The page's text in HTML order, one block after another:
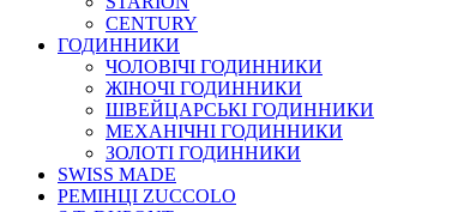
CENTURY
ГОДИННИКИ
ЧОЛОВІЧІ ГОДИННИКИ
ЖІНОЧІ ГОДИННИКИ
ШВЕЙЦАРСЬКІ ГОДИННИКИ
МЕХАНІЧНІ ГОДИННИКИ
ЗОЛОТІ ГОДИННИКИ
SWISS MADE
РЕМІНЦІ ZUCCOLO